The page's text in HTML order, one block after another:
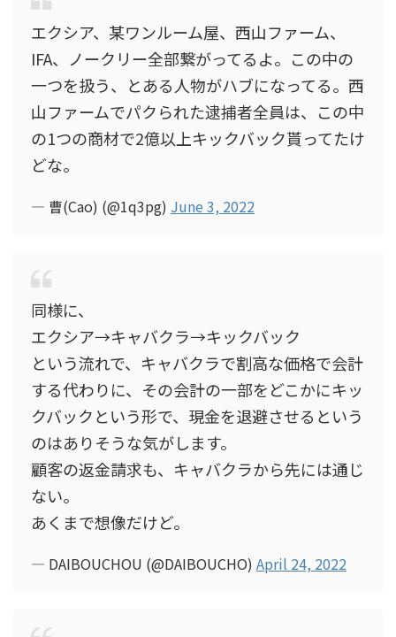
エクシア、某ワンルーム屋、西山ファーム、
IFA、ノークリー全部繋がってるよ。この中の
一つを扱う、とある人物がハブになってる。西
山ファームでパクられた逮捕者全員は、この中
の1つの商材で2億以上キックバック貰ってたけ
どな。
— 曹(Cao) (@1q3pg) June 3, 2022
同様に、
エクシア→キャバクラ→キックバック
という流れで、キャバクラで割高な価格で会計
する代わりに、その会計の一部をどこかにキッ
クバックという形で、現金を退避させるという
のはありそうな気がします。
顧客の返金請求も、キャバクラから先には通じ
ない。
あくまで想像だけど。
— DAIBOUCHOU (@DAIBOUCHO) April 24, 2022